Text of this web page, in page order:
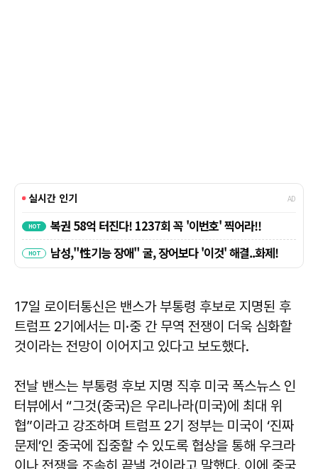
17일 로이터통신은 밴스가 부통령 후보로 지명된 후
트럼프 2기에서는 미·중 간 무역 전쟁이 더욱 심화할
것이라는 전망이 이어지고 있다고 보도했다.
전날 밴스는 부통령 후보 지명 직후 미국 폭스뉴스 인
터뷰에서 “그것(중국)은 우리나라(미국)에 최대 위
협”이라고 강조하며 트럼프 2기 정부는 미국이 ‘진짜
문제’인 중국에 집중할 수 있도록 협상을 통해 우크라
이나 전쟁을 조속히 끝낼 것이라고 말했다. 이에 중국